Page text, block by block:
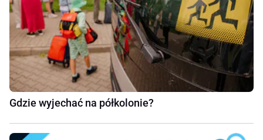
Gdzie wyjechać na półkolonie?